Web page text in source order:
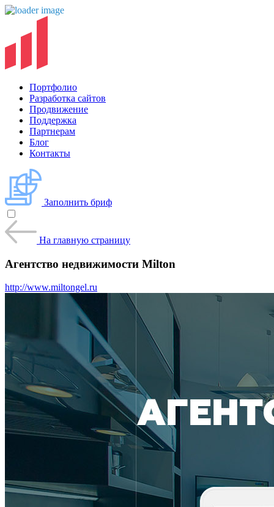
Портфолио
Разработка сайтов
Продвижение
Поддержка
Партнерам
Блог
Контакты
Заполнить бриф
На главную страницу
Агентство недвижимости Milton
http://www.miltongel.ru